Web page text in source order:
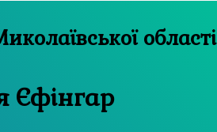
архів Миколаївської області
Єфінгар